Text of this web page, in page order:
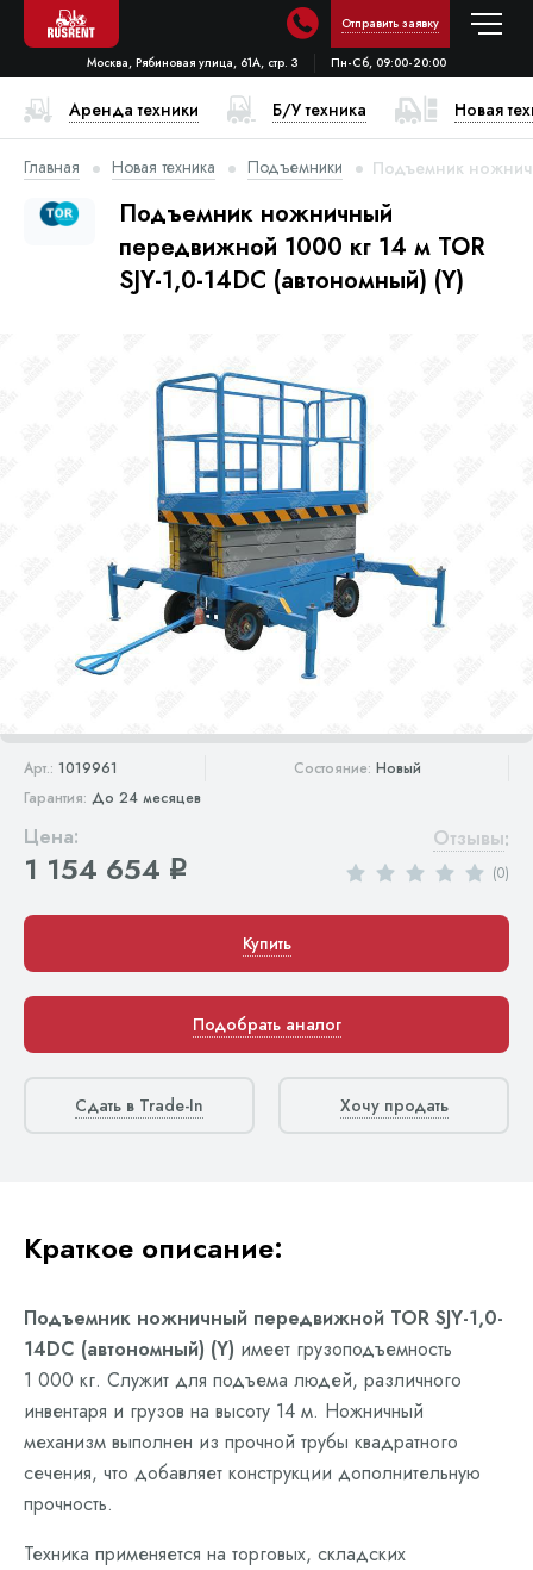
Отправить заявку
Москва, Рябиновая улица, 61А, стр. 3 Пн-Сб, 09:00-20:00
Аренда техники Б/У техника Новая
Главная Новая техника Подъемники Подъемник
Подъемник ножничный
передвижной 1000 кг 14 м TOR
SJY-1,0-14DC (автономный) (Y)
Арт.: 1019961 Состояние: Новый
Гарантия: До 24 месяцев
Цена:
1 154 654 q
Отзывы:
(0)
Купить
Подобрать аналог
Сдать в Trade-In Хочу продать
Краткое описание:
Подъемник ножничный передвижной TOR SJY-1,0-
14DC (автономный) (Y) имеет грузоподъемность
1 000 кг. Служит для подъема людей, различного
инвентаря и грузов на высоту 14 м. Ножничный
механизм выполнен из прочной трубы квадратного
сечения, что добавляет конструкции дополнительную
прочность.
Техника применяется на торговых, складских